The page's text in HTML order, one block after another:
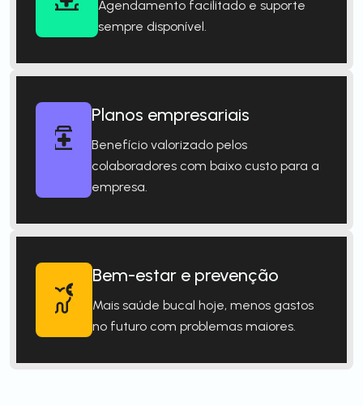
Agendamento facilitado e suporte
sempre disponível.
Planos empresariais
Benefício valorizado pelos
colaboradores com baixo custo para a
empresa.
Bem-estar e prevenção
Mais saúde bucal hoje, menos gastos
no futuro com problemas maiores.